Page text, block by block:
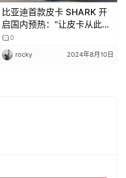
比亚迪首款皮卡 SHARK 开
启国内预热：“让皮卡从此告
别油老虎”
0
rocky 2024年8月10日